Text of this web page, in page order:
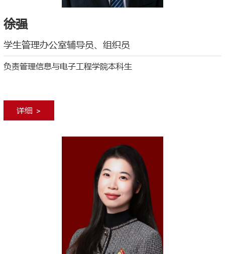
徐强
学生管理办公室辅导员、组织员
负责管理信息与电子工程学院本科生
详细 >